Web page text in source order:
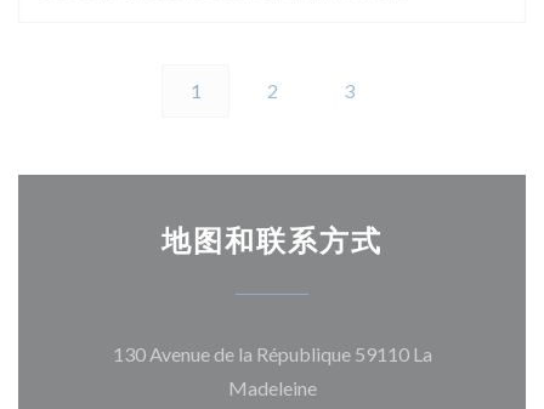
1 2 3
地图和联系方式
130 Avenue de la République 59110 La
Madeleine((在新窗口中打开))